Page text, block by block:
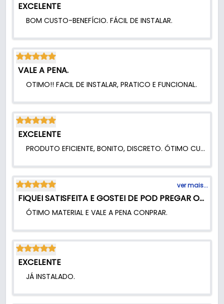
EXCELENTE
BOM CUSTO-BENEFÍCIO. FÁCIL DE INSTALAR.
VALE A PENA.
OTIMO!! FACIL DE INSTALAR, PRATICO E FUNCIONAL.
EXCELENTE
PRODUTO EFICIENTE, BONITO, DISCRETO. ÓTIMO CUSTO BENEFÍCIO.
ver mais...
FIQUEI SATISFEITA E GOSTEI DE POD PREGAR OU COLAR
ÓTIMO MATERIAL E VALE A PENA CONPRAR.
EXCELENTE
JÁ INSTALADO.